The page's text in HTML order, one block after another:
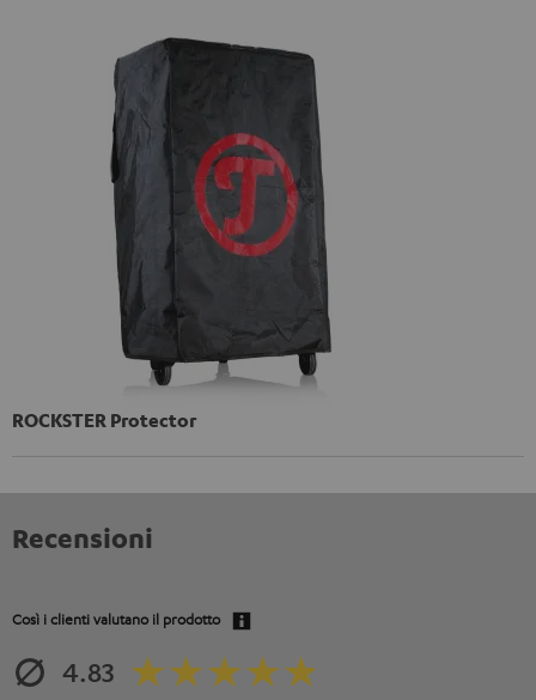
ROCKSTER Protector
Recensioni
Così i clienti valutano il prodotto
4.83